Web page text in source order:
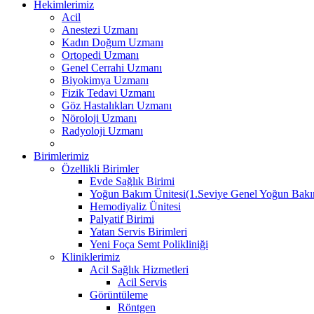
Hekimlerimiz
Acil
Anestezi Uzmanı
Kadın Doğum Uzmanı
Ortopedi Uzmanı
Genel Cerrahi Uzmanı
Biyokimya Uzmanı
Fizik Tedavi Uzmanı
Göz Hastalıkları Uzmanı
Nöroloji Uzmanı
Radyoloji Uzmanı
Birimlerimiz
Özellikli Birimler
Evde Sağlık Birimi
Yoğun Bakım Ünitesi(1.Seviye Genel Yoğun
Hemodiyaliz Ünitesi
Palyatif Birimi
Yatan Servis Birimleri
Yeni Foça Semt Polikliniği
Kliniklerimiz
Acil Sağlık Hizmetleri
Acil Servis
Görüntüleme
Röntgen